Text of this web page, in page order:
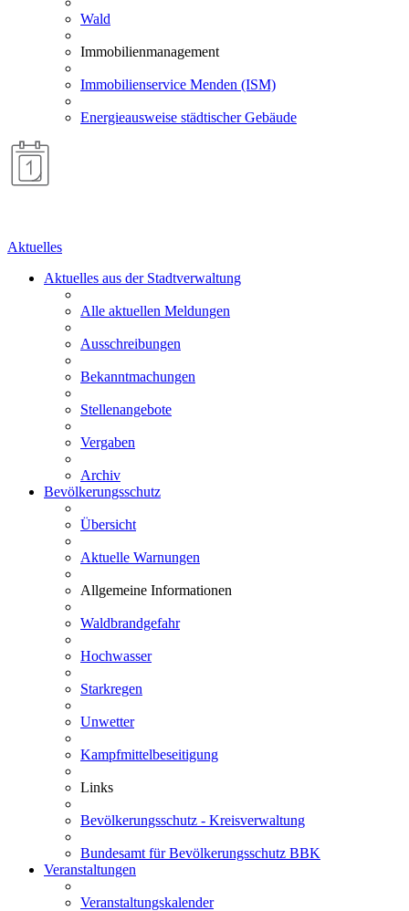
Wald
Immobilienmanagement
Immobilienservice Menden (ISM)
Energieausweise städtischer Gebäude
Aktuelles
Aktuelles aus der Stadtverwaltung
Alle aktuellen Meldungen
Ausschreibungen
Bekanntmachungen
Stellenangebote
Vergaben
Archiv
Bevölkerungsschutz
Übersicht
Aktuelle Warnungen
Allgemeine Informationen
Waldbrandgefahr
Hochwasser
Starkregen
Unwetter
Kampfmittelbeseitigung
Links
Bevölkerungsschutz - Kreisverwaltung
Bundesamt für Bevölkerungsschutz BBK
Veranstaltungen
Veranstaltungskalender